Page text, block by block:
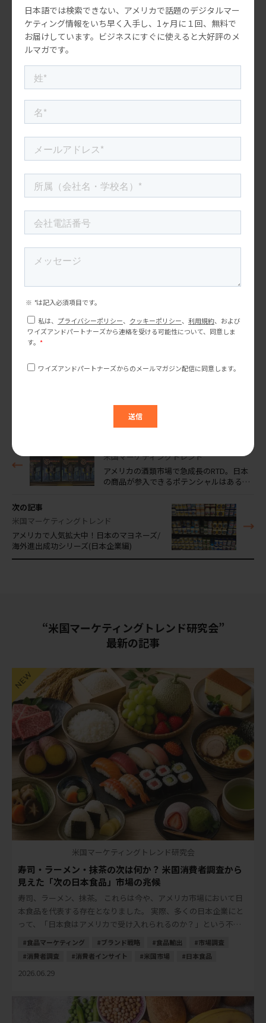
日本語では検索できない、アメリカで話題のデジタルマー
ケティング情報をいち早く入手し、1ヶ月に１回、無料で
お届けしています。ビジネスにすぐに使えると大好評のメ
ルマガです。
物やサービス、企業など、ジャンル
を問わず取り上げてご紹介してい
きたいと思います。海外進出のサク
セスストーリーを知ることで、こ
る企業 […]
市場調査・市場動向
Z世代・ミレニアル世代
参照元
サンリオのあゆみ
「ハローキティ」50周年、「カワイイ」魅力の謎と進化をたどる
20+ Unexpected Hello Kitty Collabs That Celebrate the Beloved
Character’s 50th Anniversary
１ヶ月に１回、マーケティングトレンドやセミナー情報をお届け
しています。
プロジェクトのご相談やご依頼につきましては、以下のフォーム
米国マーケティングトレンド
アメリカの酒類市場で急成長のRTD。日本
の商品が参入できるポテンシャルはある…
次の記事
米国マーケティングトレンド
アメリカで人気拡大中！日本のマヨネーズ/
海外進出成功シリーズ(日本企業編)
“米国マーケティングトレンド研究会”
最新の記事
米国マーケティングトレンド研究会
寿司・ラーメン・抹茶の次は何か？ 米国消費者調査から
見えた「次の日本食品」市場の兆候
寿司、ラーメン、抹茶。 これらは今や、アメリカ市場において日
本食品を代表する存在となりました。 実際、多くの日本企業にと
って、「日本食はアメリカで受け入れられるのか？」という不安
は、以前ほど大きなテーマではなくなりました […]
食品マーケティング ブランド戦略 食品輸出
市場調査
消費者調査
消費者インサイト 米国市場 日本食品
2026.06.29